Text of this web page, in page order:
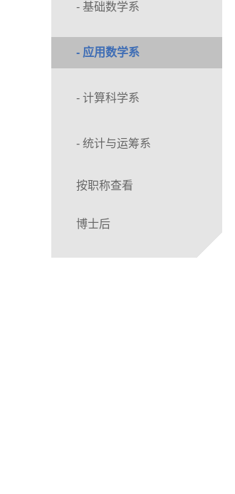
- 基础数学系
- 应用数学系
- 计算科学系
- 统计与运筹系
按职称查看
博士后